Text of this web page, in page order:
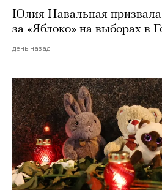
Юлия Навальная призвала
за «Яблоко» на выборах в
день назад